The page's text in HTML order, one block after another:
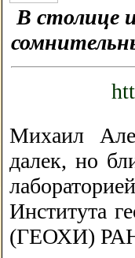
В столице
Михаил
далек, но
Института
(ГЕОХИ)